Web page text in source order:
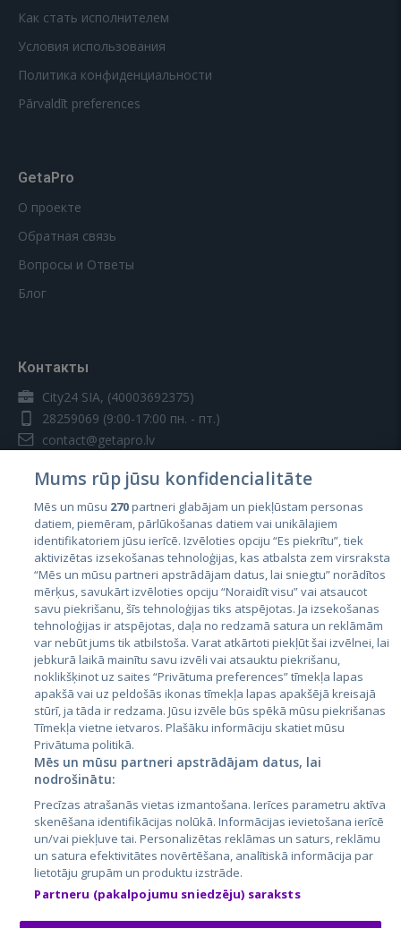
Как стать исполнителем
Условия использования
Политика конфиденциальности
Pārvaldīt preferences
GetaPro
О проекте
Обратная связь
Вопросы и Ответы
Блог
Контакты
City24 SIA, (40003692375)
28259069 (9:00-17:00 пн. - пт.)
contact@getapro.lv
Страны
Эстония
Латвия
Литва
City24.lv
City24.ee
GetaPro.lv
GetaPro.ee
Skelbiu.lt
Autoplius.lt
CVbankas.lt
Kainos.lt
Paslaugos.lt
auto24.ee
Osta.ee
Mums rūp jūsu konfidencialitāte
Mēs un mūsu 270partneri glabājam un piekļūstam personas
datiem, piemēram, pārlūkošanas datiem vai unikālajiem
identifikatoriem jūsu ierīcē. Izvēloties opciju “Es piekrītu”, tiek
aktivizētas izsekošanas tehnoloģijas, kas atbalsta zem virsraksta
“Mēs un mūsu partneri apstrādājam datus, lai sniegtu” norādītos
mērķus, savukārt izvēloties opciju “Noraidīt visu” vai atsaucot
savu piekrišanu, šīs tehnoloģijas tiks atspējotas. Ja izsekošanas
tehnoloģijas ir atspējotas, daļa no redzamā satura un reklāmām
var nebūt jums tik atbilstoša. Varat atkārtoti piekļūt šai izvēlnei, lai
jebkurā laikā mainītu savu izvēli vai atsauktu piekrišanu,
noklikšķinot uz saites “Privātuma preferences” tīmekļa lapas
apakšā vai uz peldošās ikonas tīmekļa lapas apakšējā kreisajā
stūrī, ja tāda ir redzama. Jūsu izvēle būs spēkā mūsu piekrišanas
Tīmekļa vietne ietvaros. Plašāku informāciju skatiet mūsu
Privātuma politikā.
Mēs un mūsu partneri apstrādājam datus, lai
nodrošinātu:
Precīzas atrašanās vietas izmantošana. Ierīces parametru aktīva
skenēšana identifikācijas nolūkā. Informācijas ievietošana ierīcē
un/vai piekļuve tai. Personalizētas reklāmas un saturs, reklāmu
un satura efektivitātes novērtēšana, analītiskā informācija par
lietotāju grupām un produktu izstrāde.
Partneru (pakalpojumu sniedzēju) saraksts